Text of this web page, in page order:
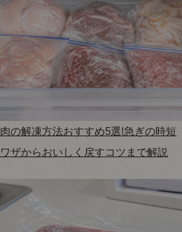
肉の解凍方法おすすめ5選!急ぎの時短
ワザからおいしく戻すコツまで解説